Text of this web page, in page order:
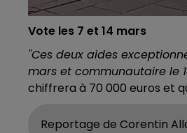
Vote les 7 et 14 mars
"Ces deux aides
mars et communautaire le
chiffrera à 70 000 euros et
Reportage de Corentin